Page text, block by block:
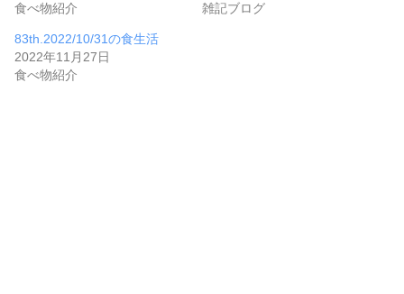
食べ物紹介
雑記ブログ
83th.2022/10/31の食生活
2022年11月27日
食べ物紹介